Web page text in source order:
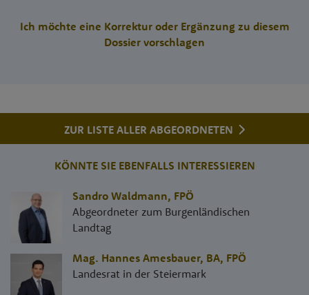
Ich möchte eine Korrektur oder Ergänzung zu diesem
Dossier vorschlagen
ZUR LISTE ALLER ABGEORDNETEN
KÖNNTE SIE EBENFALLS INTERESSIEREN
Sandro Waldmann, FPÖ
Abgeordneter zum Burgenländischen
Landtag
Mag. Hannes Amesbauer, BA, FPÖ
Landesrat in der Steiermark